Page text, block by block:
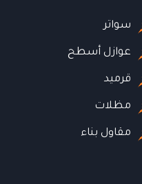
سواتر
عوازل أسطح
قرميد
مظلات
مقاول بناء